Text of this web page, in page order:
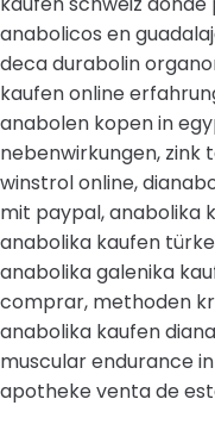
anabolicos en
deca durabolin
kaufen online
anabolen kopen in
nebenwirkungen,
winstrol online,
mit paypal, anabolika
anabolika kaufen
anabolika galenika
comprar, methoden
anabolika kaufen
muscular endurance
apotheke venta de